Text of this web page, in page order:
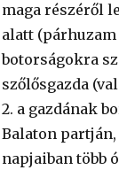
maga részéről
alatt
botorságokra
szőlősgazda
2. a gazdának
Balaton partján,
napjaiban több